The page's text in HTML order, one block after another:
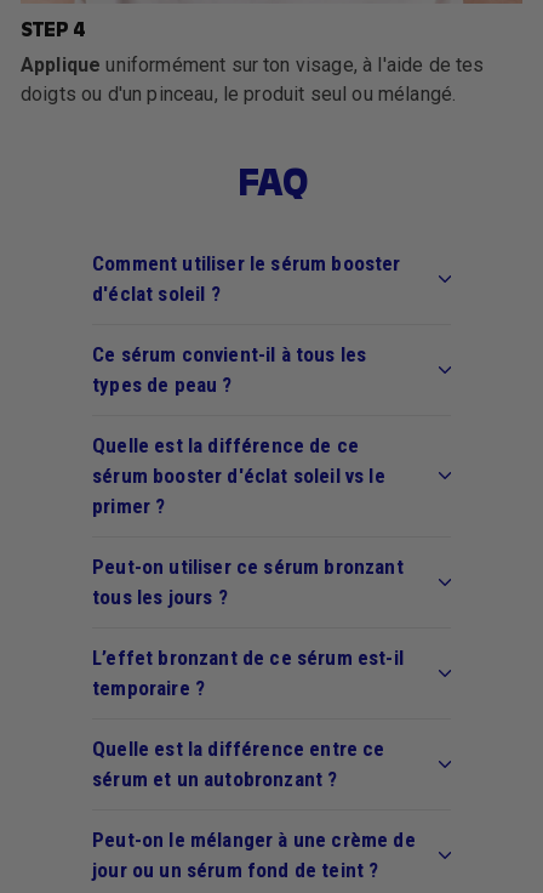
STEP 4
Applique uniformément sur ton visage, à l'aide de tes
doigts ou d'un pinceau, le produit seul ou mélangé.
FAQ
Comment utiliser le sérum booster
d'éclat soleil ?
Ce sérum convient-il à tous les
types de peau ?
Quelle est la différence de ce
sérum booster d'éclat soleil vs le
primer ?
Peut-on utiliser ce sérum bronzant
tous les jours ?
L’effet bronzant de ce sérum est-il
temporaire ?
Quelle est la différence entre ce
sérum et un autobronzant ?
Peut-on le mélanger à une crème de
jour ou un sérum fond de teint ?